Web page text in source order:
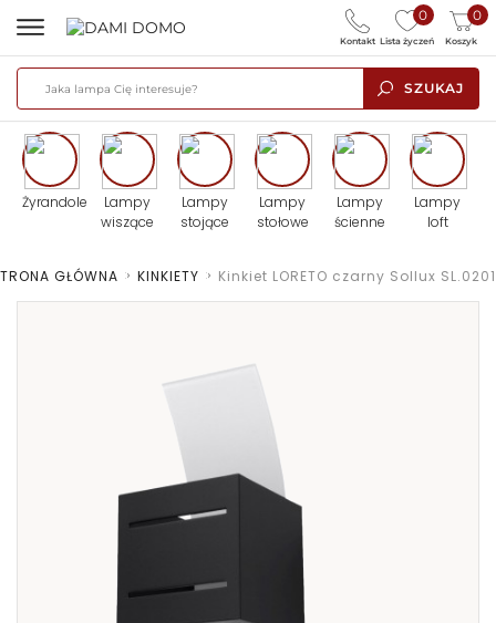
SZUKAJ
0
Lista życzeń
0
Koszyk
Kontakt
Żyrandole
Lampy
wiszące
Lampy
stojące
Lampy
stołowe
Lampy
ścienne
Lampy
loft
GŁÓWNA > KINKIETY > Kinkiet LORETO czarny Sollux SL.0201